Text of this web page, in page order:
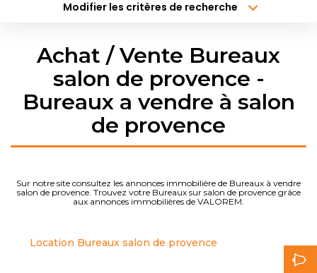
ACHETER
LOUER
BIENS VENDUS
ESTIMER
Modifier les critères de recherche
Sélectionnez...
Type de bien
Surface min
Budget max Plus de critères
Créer une alerte
Achat / Vente Bureaux
salon de provence -
Bureaux a vendre à salon
de provence
Sur notre site consultez les annonces immobilière de Bureaux à vendre
salon de provence. Trouvez votre Bureaux sur salon de provence grâce
aux annonces immobilières de VALOREM.
Location Bureaux salon de provence